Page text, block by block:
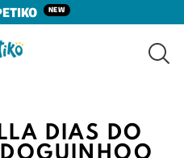
NEW
DIAS DO